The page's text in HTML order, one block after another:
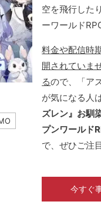
空を飛行した
ーワールド
料金や配信時
開されていま
るので、「ア
が気になる人
ズレン』お馴
プンワールド
で、ぜひご注
今すぐ